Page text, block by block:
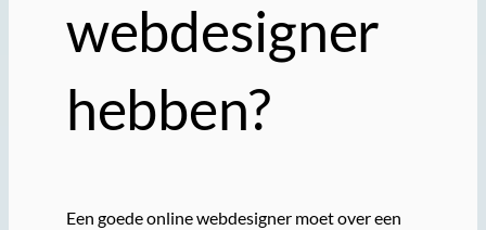
webdesigner
hebben?
Een goede online webdesigner moet over een